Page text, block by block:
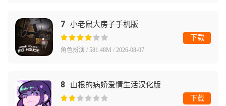
7 小老鼠大房子手机版
角色扮演 / 581.48M / 2026-08-07
下载
8 山根的病娇爱情生活汉化版
下载